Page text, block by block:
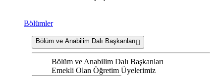
Bölümler
Bölüm ve Anabilim Dalı Başkanları
Bölüm ve Anabilim Dalı Başkanları
Emekli Olan Öğretim Üyelerimiz